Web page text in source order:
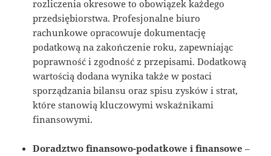
rozliczenia okresowe to obowiązek każdego
przedsiębiorstwa. Profesjonalne biuro
rachunkowe opracowuje dokumentację
podatkową na zakończenie roku, zapewniając
poprawność i zgodność z przepisami. Dodatkową
wartością dodana wynika także w postaci
sporządzania bilansu oraz spisu zysków i strat,
które stanowią kluczowymi wskaźnikami
finansowymi.
Doradztwo finansowo-podatkowe i finansowe –